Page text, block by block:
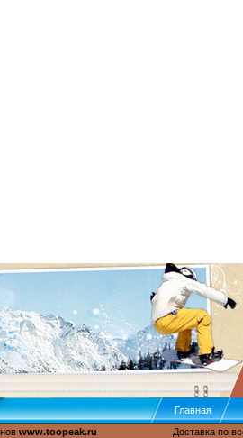
Главная
www.toopeak.ru
Доставка по